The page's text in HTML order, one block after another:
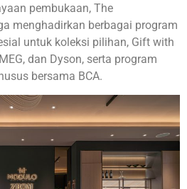
pembukaan, The
menghadirkan berbagai program
untuk koleksi pilihan, Gift with
dan Dyson, serta program
bersama BCA.